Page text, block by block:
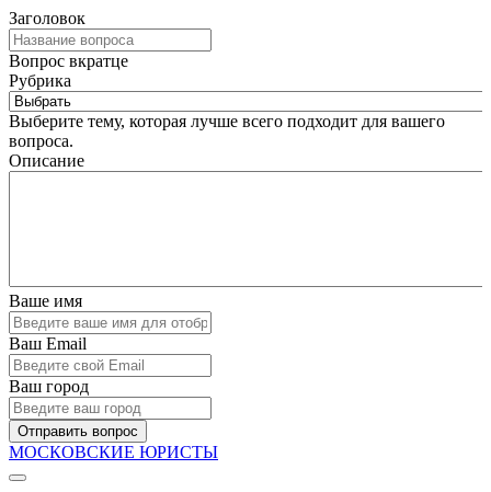
Заголовок
Вопрос вкратце
Рубрика
Выберите тему, которая лучше всего подходит для вашего
вопроса.
Описание
Ваше имя
Ваш Email
Ваш город
Отправить вопрос
МОСКОВСКИЕ ЮРИСТЫ